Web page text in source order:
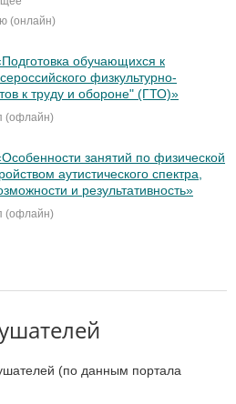
(онлайн)
обучающихся к
физкультурно-
к труду и обороне" (ГТО)»
(офлайн)
занятий по физической
аутистического спектра,
и результативность»
(офлайн)
(по данным портала